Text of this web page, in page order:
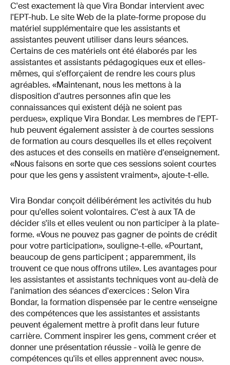
C'est exactement là que Vira Bondar intervient avec
l'EPT-hub. Le site Web de la plate-forme propose du
matériel supplémentaire que les assistants et
assistantes peuvent utiliser dans leurs séances.
Certains de ces matériels ont été élaborés par les
assistantes et assistants pédagogiques eux et elles-
mêmes, qui s'efforçaient de rendre les cours plus
agréables. «Maintenant, nous les mettons à la
disposition d'autres personnes afin que les
connaissances qui existent déjà ne soient pas
perdues», explique Vira Bondar. Les membres de l'EPT-
hub peuvent également assister à de courtes sessions
de formation au cours desquelles ils et elles reçoivent
des astuces et des conseils en matière d'enseignement.
«Nous faisons en sorte que ces sessions soient courtes
pour que les gens y assistent vraiment», ajoute-t-elle.
Vira Bondar conçoit délibérément les activités du hub
pour qu'elles soient volontaires. C'est à aux TA de
décider s'ils et elles veulent ou non participer à la plate-
forme. «Vous ne pouvez pas gagner de points de crédit
pour votre participation», souligne-t-elle. «Pourtant,
beaucoup de gens participent ; apparemment, ils
trouvent ce que nous offrons utile». Les avantages pour
les assistantes et assistants techniques vont au-delà de
l'animation des séances d'exercices : Selon Vira
Bondar, la formation dispensée par le centre «enseigne
des compétences que les assistantes et assistants
peuvent également mettre à profit dans leur future
carrière. Comment inspirer les gens, comment créer et
donner une présentation réussie - voilà le genre de
compétences qu'ils et elles apprennent avec nous».